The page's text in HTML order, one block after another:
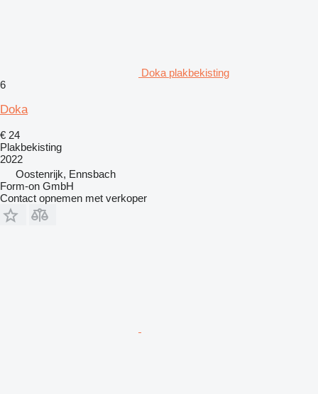
Doka plakbekisting
6
Doka
€ 24
Plakbekisting
2022
Oostenrijk, Ennsbach
Form-on GmbH
Contact opnemen met verkoper